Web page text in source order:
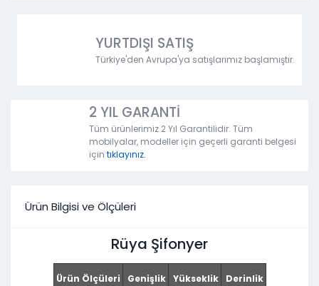
YURTDIŞI SATIŞ
Türkiye'den Avrupa'ya satışlarımız başlamıştır.
2 YIL GARANTİ
Tüm ürünlerimiz 2 Yıl Garantilidir. Tüm
mobilyalar, modeller için geçerli garanti belgesi
için tıklayınız.
Ürün Bilgisi ve Ölçüleri
Rüya Şifonyer
Ürün Ölçüleri Genişlik Yükseklik Derinlik